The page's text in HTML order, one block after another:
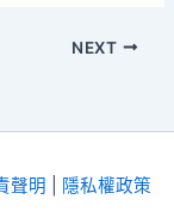
NEXT
聲明 隱私權政策